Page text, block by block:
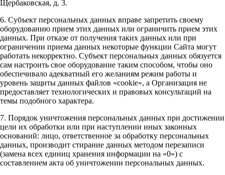
Щербаковская, д. 3.
6. Субъект персональных данных вправе запретить своему
оборудованию прием этих данных или ограничить прием этих
данных. При отказе от получения таких данных или при
ограничении приема данных некоторые функции Сайта могут
работать некорректно. Субъект персональных данных обязуется
сам настроить свое оборудование таким способом, чтобы оно
обеспечивало адекватный его желаниям режим работы и
уровень защиты данных файлов «cookie», а Организация не
предоставляет технологических и правовых консультаций на
темы подобного характера.
7. Порядок уничтожения персональных данных при достижении
цели их обработки или при наступлении иных законных
оснований: лицо, ответственное за обработку персональных
данных, производит стирание данных методом перезаписи
(замена всех единиц хранения информации на «0») с
составлением акта об уничтожении персональных данных.